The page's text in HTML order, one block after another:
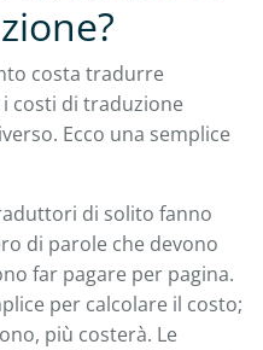
costa tradurre
i costi di traduzione
Ecco una semplice
di solito fanno
di parole che devono
far pagare per pagina.
per calcolare il costo;
più costerà. Le